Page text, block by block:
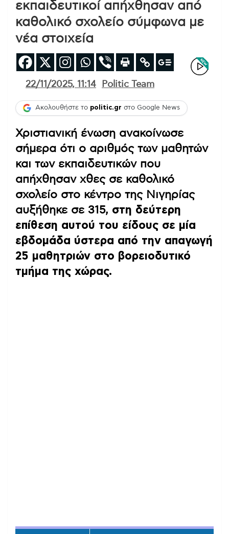
εκπαιδευτικοί απήχθησαν από
καθολικό σχολείο σύμφωνα με
νέα στοιχεία
22/11/2025, 11:14 Politic Team
Ακολουθήστε το politic.gr στο Google News
Χριστιανική ένωση ανακοίνωσε
σήμερα ότι ο αριθμός των μαθητών
και των εκπαιδευτικών που
απήχθησαν χθες σε καθολικό
σχολείο στο κέντρο της Νιγηρίας
αυξήθηκε σε 315, στη δεύτερη
επίθεση αυτού του είδους σε μία
εβδομάδα ύστερα από την απαγωγή
25 μαθητριών στο βορειοδυτικό
τμήμα της χώρας.